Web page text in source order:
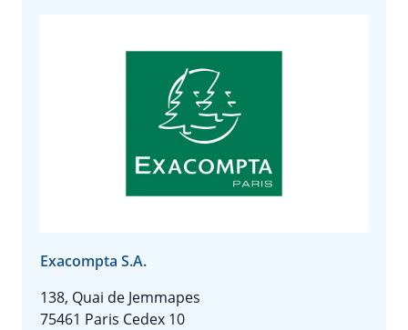
Exacompta S.A.
138, Quai de Jemmapes
75461 Paris Cedex 10